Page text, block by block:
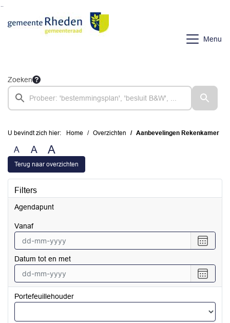
Ga naar de inhoud van deze pagina
Menu
Zoeken
U bevindt zich hier: Home Overzichten Aanbevelingen Rekenkamer
A A A
Terug naar overzichten
Filters
Agendapunt
vanaf
een
vanaf
Datum tot en met
een
tot
en
Portefeuillehouder